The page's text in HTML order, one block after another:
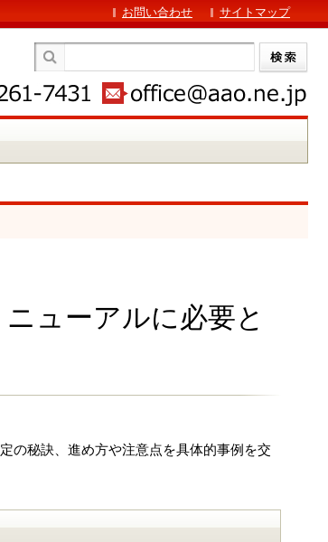
お問い合わせ サイトマップ
ューアルに必要と
の秘訣、進め方や注意点を具体的事例を交